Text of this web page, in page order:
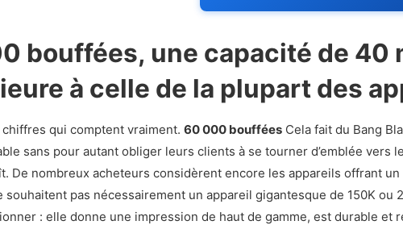
bouffées, une capacité de 40
à celle de la plupart des
chiffres qui comptent vraiment. 60 000 bouffées Cela fait du Bang
sans pour autant obliger leurs clients à se tourner d’emblée vers
De nombreux acheteurs considèrent encore les appareils offrant
souhaitent pas nécessairement un appareil gigantesque de 150K
: elle donne une impression de haut de gamme, est durable